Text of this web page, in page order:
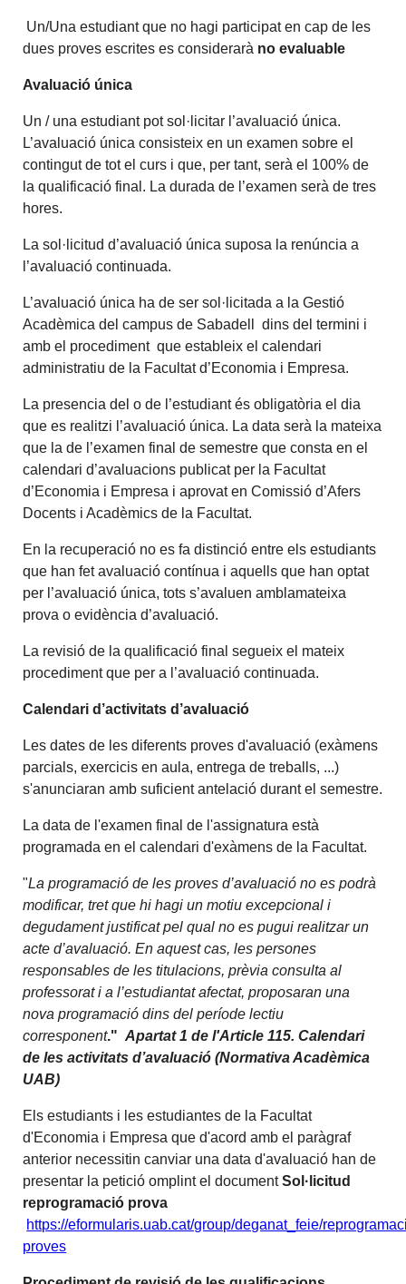
Un/Una estudiant que no hagi participat en cap de les
dues proves escrites es considerarà no evaluable
Avaluació única
Un / una estudiant pot sol·licitar l’avaluació única.
L’avaluació única consisteix en un examen sobre el
contingut de tot el curs i que, per tant, serà el 100% de
la qualificació final. La durada de l’examen serà de tres
hores.
La sol·licitud d’avaluació única suposa la renúncia a
l’avaluació continuada.
L’avaluació única ha de ser sol·licitada a la Gestió
Acadèmica del campus de Sabadell dins del termini i
amb el procediment que estableix el calendari
administratiu de la Facultat d’Economia i Empresa.
La presencia del o de l’estudiant és obligatòria el dia
que es realitzi l’avaluació única. La data serà la mateixa
que la de l’examen final de semestre que consta en el
calendari d’avaluacions publicat per la Facultat
d’Economia i Empresa i aprovat en Comissió d’Afers
Docents i Acadèmics de la Facultat.
En la recuperació no es fa distinció entre els estudiants
que han fet avaluació contínua i aquells que han optat
per l’avaluació única, tots s’avaluen amblamateixa
prova o evidència d’avaluació.
La revisió de la qualificació final segueix el mateix
procediment que per a l’avaluació continuada.
Calendari d’activitats d’avaluació
Les dates de les diferents proves d'avaluació (exàmens
parcials, exercicis en aula, entrega de treballs, ...)
s'anunciaran amb suficient antelació durant el semestre.
La data de l'examen final de l'assignatura està
programada en el calendari d'exàmens de la Facultat.
"La programació de les proves d’avaluació no es podrà
modificar, tret que hi hagi un motiu excepcional i
degudament justificat pel qual no es pugui realitzar un
acte d’avaluació. En aquest cas, les persones
responsables de les titulacions, prèvia consulta al
professorat i a l’estudiantat afectat, proposaran una
nova programació dins del període lectiu
corresponent."Apartat 1 de l'Article 115. Calendari
de les activitats d’avaluació (Normativa Acadèmica
UAB)
Els estudiants i les estudiantes de la Facultat
d'Economia i Empresa que d'acord amb el paràgraf
anterior necessitin canviar una data d'avaluació han de
presentar la petició omplint el documentSol·licitud
reprogramació prova
https://eformularis.uab.cat/group/deganat_feie/
proves